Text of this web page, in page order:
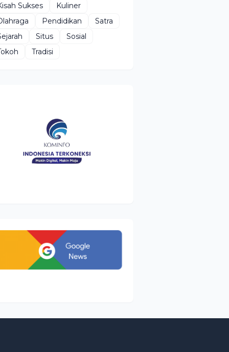
Sukses
Kuliner
Pendidikan
Satra
Situs
Sosial
Tradisi